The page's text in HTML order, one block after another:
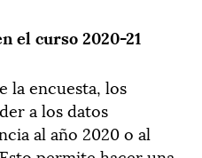
el curso 2020-21
la encuesta, los
era los datos
al año 2020 o al